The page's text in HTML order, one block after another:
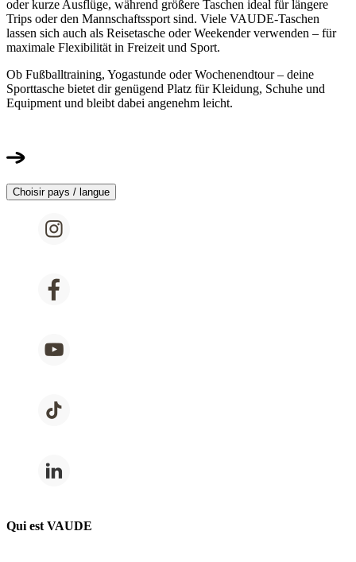
oder kurze Ausflüge, während größere Taschen ideal für längere
Trips oder den Mannschaftssport sind. Viele VAUDE-Taschen
lassen sich auch als Reisetasche oder Weekender verwenden – für
maximale Flexibilität in Freizeit und Sport.
Ob Fußballtraining, Yogastunde oder Wochenendtour – deine
Sporttasche bietet dir genügend Platz für Kleidung, Schuhe und
Equipment und bleibt dabei angenehm leicht.
Choisir pays / langue
Qui est VAUDE